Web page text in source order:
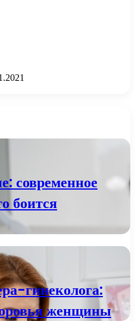
современное
боится
гинеколога:
женщины